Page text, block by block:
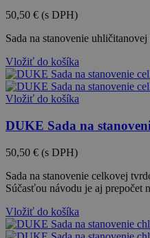
50,50 € (s DPH)
Sada na stanovenie
Vložiť do košíka
Vložiť do košíka
DUKE Sada na
50,50 € (s DPH)
Sada na stanovenie celkovej
Súčasťou návodu je aj prepočet
Vložiť do košíka